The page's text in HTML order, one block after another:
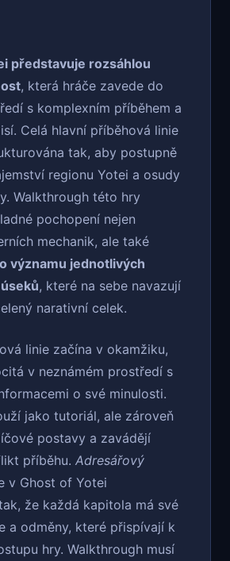
představuje rozsáhlou
, která hráče zavede do
s komplexním příběhem a
Celá hlavní příběhová linie
tak, aby postupně
regionu Yotei a osudy
Walkthrough této hry
pochopení nejen
mechanik, ale také
významu jednotlivých
, které na sebe navazují
narativní celek.
linie začína v okamžiku,
v neznámém prostředí s
o své minulosti.
jako tutoriál, ale zároveň
postavy a zavádějí
příběhu. Adresářový
v Ghost of Yotei
že každá kapitola má své
a odměny, které přispívají k
hry. Walkthrough musí